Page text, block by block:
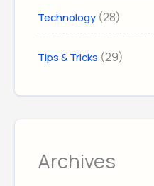
Technology (28)
Tips & Tricks (29)
Archives